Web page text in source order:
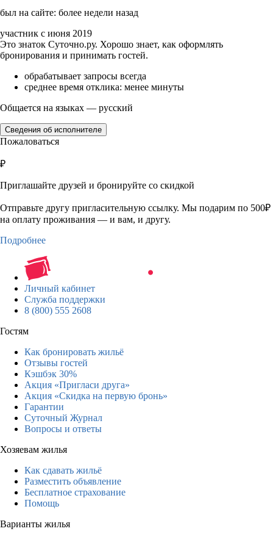
был на сайте: более недели назад
участник с июня 2019
Это знаток Суточно.ру. Хорошо знает, как оформлять
бронирования и принимать гостей.
обрабатывает запросы всегда
среднее время отклика: менее минуты
Общается на языках — русский
Сведения об исполнителе
Пожаловаться
₽
Приглашайте друзей и бронируйте со скидкой
Отправьте другу пригласительную ссылку. Мы подарим по 500₽
на оплату проживания — и вам, и другу.
Подробнее
Личный кабинет
Служба поддержки
8 (800) 555 2608
Гостям
Как бронировать жильё
Отзывы гостей
Кэшбэк 30%
Акция «Пригласи друга»
Акция «Скидка на первую бронь»
Гарантии
Суточный Журнал
Вопросы и ответы
Хозяевам жилья
Как сдавать жильё
Разместить объявление
Бесплатное страхование
Помощь
Варианты жилья